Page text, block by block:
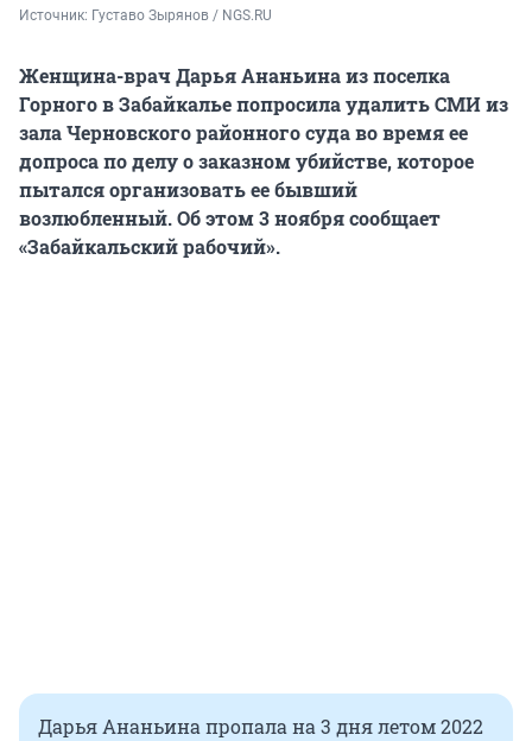
Источник: Густаво Зырянов / NGS.RU
Женщина-врач Дарья Ананьина из поселка
Горного в Забайкалье попросила удалить СМИ из
зала Черновского районного суда во время ее
допроса по делу о заказном убийстве, которое
пытался организовать ее бывший
возлюбленный. Об этом 3 ноября сообщает
«Забайкальский рабочий».
Дарья Ананьина пропала на 3 дня летом 2022